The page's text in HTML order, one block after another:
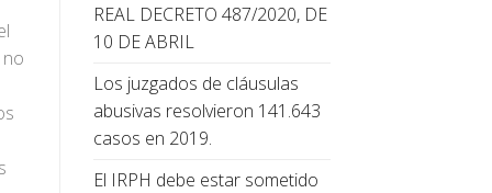
REAL DECRETO 487/2020, DE
10 DE ABRIL
Los juzgados de cláusulas
abusivas resolvieron 141.643
casos en 2019.
El IRPH debe estar sometido